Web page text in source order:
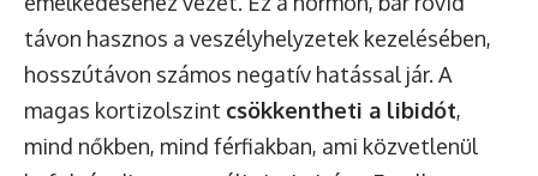
távon hasznos a veszélyhelyzetek kezelésében,
hosszútávon számos negatív hatással jár. A
magas kortizolszint csökkentheti a libidót,
mind nőkben, mind férfiakban, ami közvetlenül